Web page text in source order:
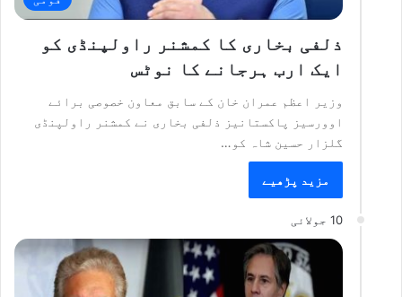
ذلفی بخاری کا کمشنر راولپنڈی کو
ایک ارب ہرجانے کا نوٹس
وزیر ا‏عظم عمران خان کے سابق معاون خصوصی برائے
اوورسیز پاکستانیز ذلفی بخاری نے کمشنر راولپنڈی
گلزار حسین شاہ کو…
مزید پڑھیے
10 جولائی